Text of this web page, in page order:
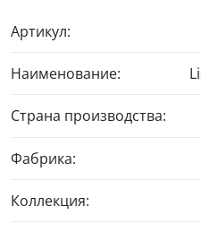
Артикул:
Наименование:
Страна производства:
Фабрика:
Коллекция: